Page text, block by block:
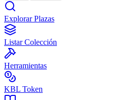
Explorar Plazas
Listar Colección
Herramientas
KBL Token